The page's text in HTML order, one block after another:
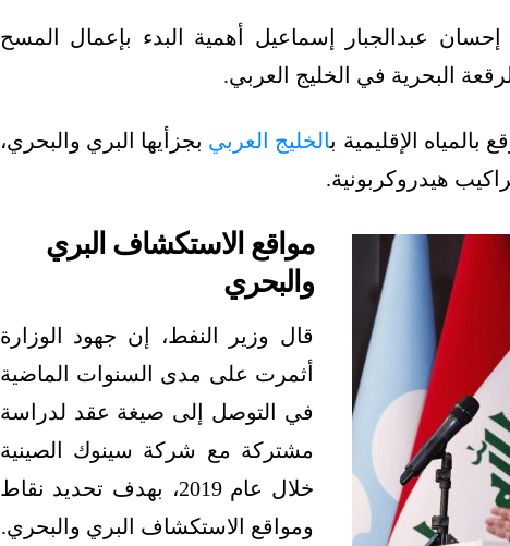
إحسان عبدالجبار إسماعيل أهمية البدء بإعمال المسح
البحرية في الخليج العربي.
الإقليمية بالخليج العربي بجزأيها البري والبحري،
هيدروكربونية.
مواقع الاستكشاف البري
والبحري
قال وزير النفط، إن جهود الوزارة
أثمرت على مدى السنوات الماضية
في التوصل إلى صيغة عقد لدراسة
مشتركة مع شركة سينوك الصينية
خلال عام 2019، بهدف تحديد نقاط
ومواقع الاستكشاف البري والبحري.